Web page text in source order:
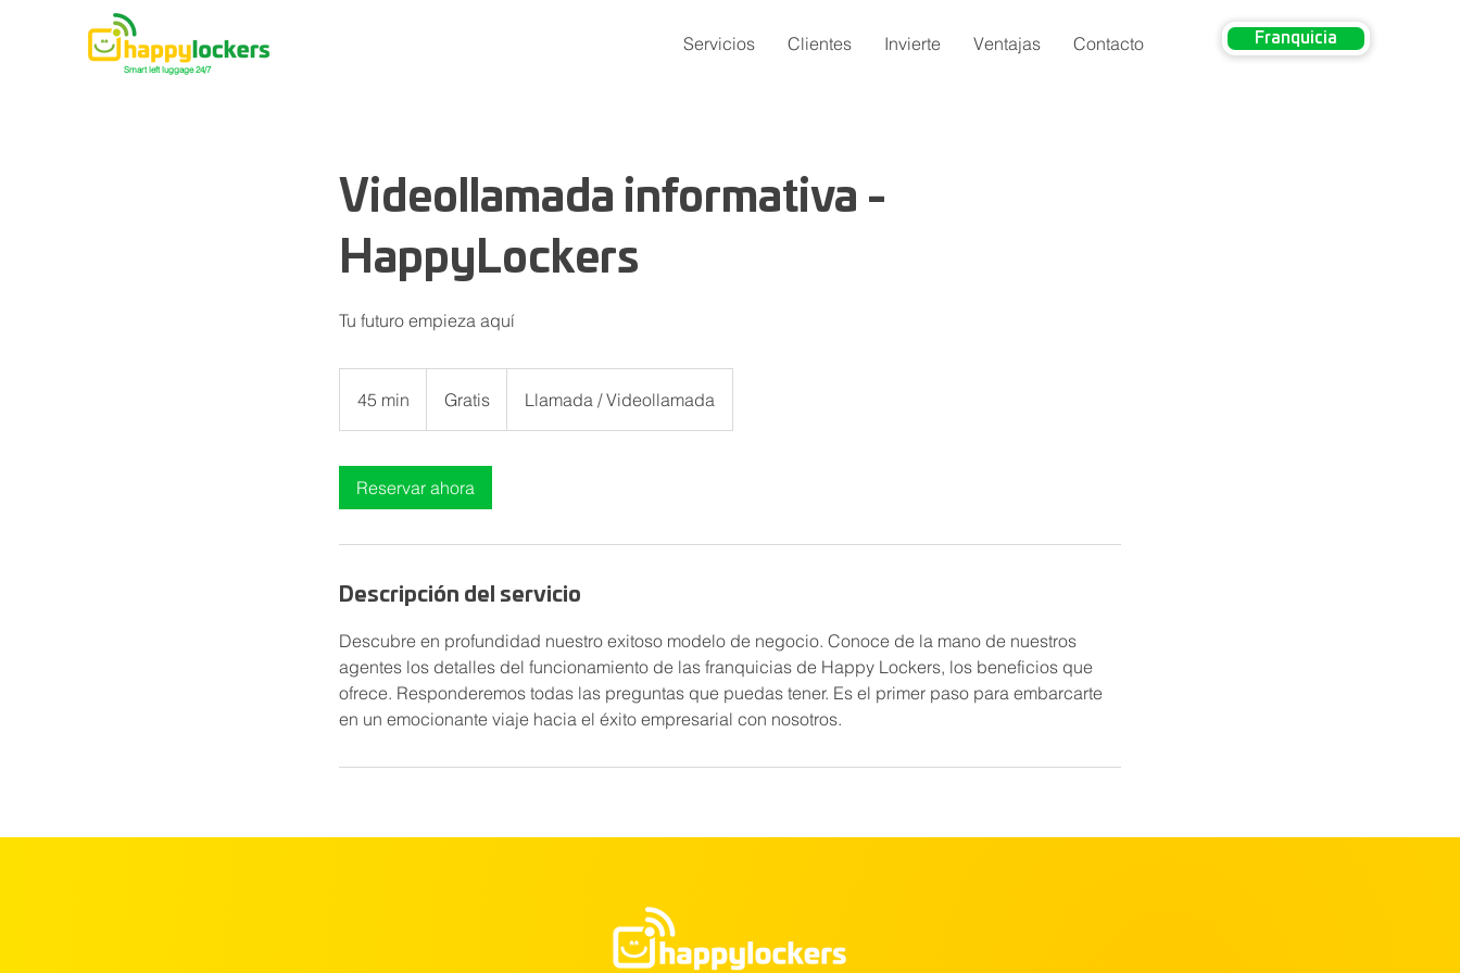
Smart left luggage 24/7
Servicios Clientes Invierte Ventajas Contacto Franquicia
Videollamada informativa -
HappyLockers
Tu futuro empieza aquí
45 min
5
i
Gratis Llamada / Videollamada
Reservar ahora
Descripción del servicio
Descubre en profundidad nuestro exitoso modelo de negocio. Conoce de la mano de nuestros
agentes los detalles del funcionamiento de las franquicias de Happy Lockers, los beneficios que
ofrece. Responderemos todas las preguntas que puedas tener. Es el primer paso para embarcarte
en un emocionante viaje hacia el éxito empresarial con nosotros.